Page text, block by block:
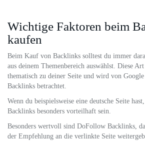
Wichtige Faktoren beim
kaufen
Beim Kauf von Backlinks solltest du immer
aus deinem Themenbereich auswählst. Diese
thematisch zu deiner Seite und wird von
Backlinks betrachtet.
Wenn du beispielsweise eine deutsche Seite
Backlinks besonders vorteilhaft sein.
Besonders wertvoll sind DoFollow Backlinks,
der Empfehlung an die verlinkte Seite